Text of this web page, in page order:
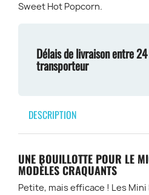
Sweet Hot Popcorn.
Délais de livraison entre
transporteur
DESCRIPTION
UNE BOUILLOTTE POUR LE
MODÈLES CRAQUANTS
Petite, mais efficace ! Les